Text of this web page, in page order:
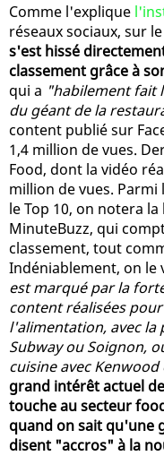
Comme l'explique
réseaux sociaux, sur
s'est hissé
classement grâce à
qui a "habilement fait
du géant de la
content publié sur
1,4 million de vues.
Food, dont la vidéo
million de vues.
le Top 10, on notera
MinuteBuzz, qui
classement, tout
Indéniablement, on le
est marqué par la
content réalisées
l'alimentation, avec la
Subway ou Soignon,
cuisine avec
grand intérêt actuel
touche au secteur
quand on sait qu'une
disent "accros" à la